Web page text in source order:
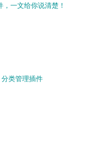
一文给你说清楚！
类管理插件